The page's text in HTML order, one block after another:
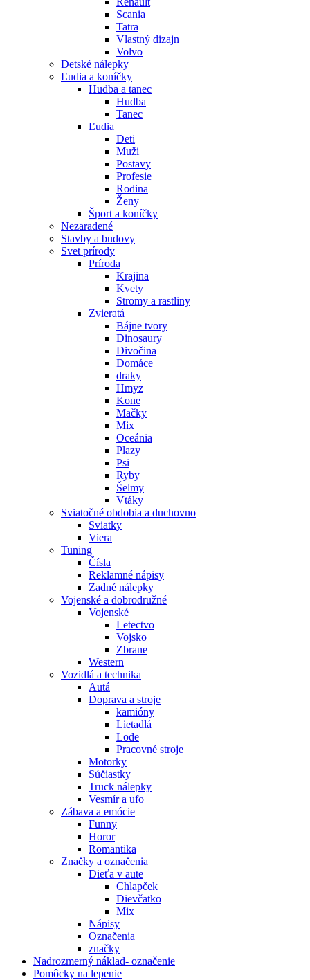
Scania
Tatra
Vlastný dizajn
Volvo
Detské nálepky
Ľudia a koníčky
Hudba a tanec
Hudba
Tanec
Ľudia
Deti
Muži
Postavy
Profesie
Rodina
Ženy
Šport a koníčky
Nezaradené
Stavby a budovy
Svet prírody
Príroda
Krajina
Kvety
Stromy a rastliny
Zvieratá
Bájne tvory
Dinosaury
Divočina
Domáce
draky
Hmyz
Kone
Mačky
Mix
Oceánia
Plazy
Psi
Ryby
Šelmy
Vtáky
Sviatočné obdobia a duchovno
Sviatky
Viera
Tuning
Čísla
Reklamné nápisy
Zadné nálepky
Vojenské a dobrodružné
Vojenské
Letectvo
Vojsko
Zbrane
Western
Vozidlá a technika
Autá
Doprava a stroje
kamióny
Lietadlá
Lode
Pracovné stroje
Motorky
Súčiastky
Truck nálepky
Vesmír a ufo
Zábava a emócie
Funny
Horor
Romantika
Značky a označenia
Dieťa v aute
Chlapček
Dievčatko
Mix
Nápisy
Označenia
značky
Nadrozmerný náklad- označenie
Pomôcky na lepenie